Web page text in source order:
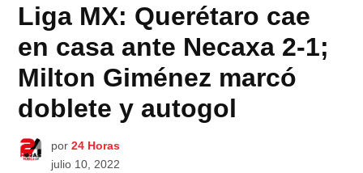
Liga MX: Querétaro cae
en casa ante Necaxa 2-1;
Milton Giménez marcó
doblete y autogol
por 24 Horas
julio 10, 2022